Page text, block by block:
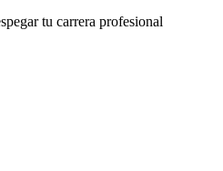
tu carrera profesional